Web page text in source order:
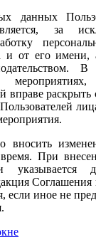
данных
за
и от его имени,
вправе раскрыть
вносить
При
указывается
Соглашения
если иное не